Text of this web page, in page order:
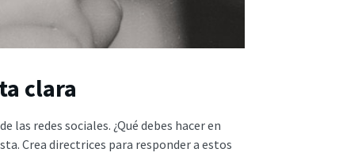
clara
las redes sociales. ¿Qué debes hacer en
Crea directrices para responder a estos